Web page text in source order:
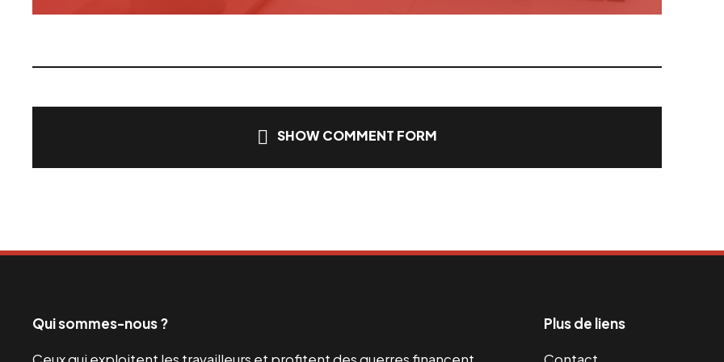
SHOW COMMENT FORM
Qui sommes-nous ?
Ceux qui exploitent les travailleurs et profitent des guerres financent
Plus de liens
Contact